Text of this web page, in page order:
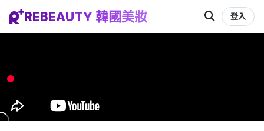
REBEAUTY 韓國美妝 登入